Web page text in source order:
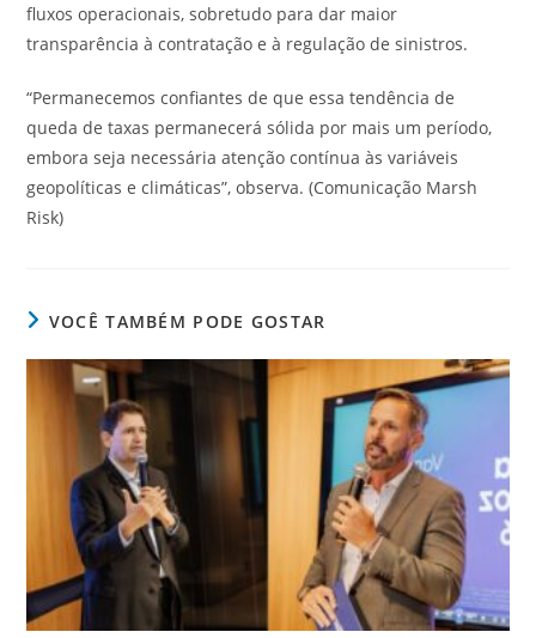
fluxos operacionais, sobretudo para dar maior
transparência à contratação e à regulação de sinistros.
“Permanecemos confiantes de que essa tendência de
queda de taxas permanecerá sólida por mais um período,
embora seja necessária atenção contínua às variáveis
geopolíticas e climáticas”, observa. (Comunicação Marsh
Risk)
VOCÊ TAMBÉM PODE GOSTAR